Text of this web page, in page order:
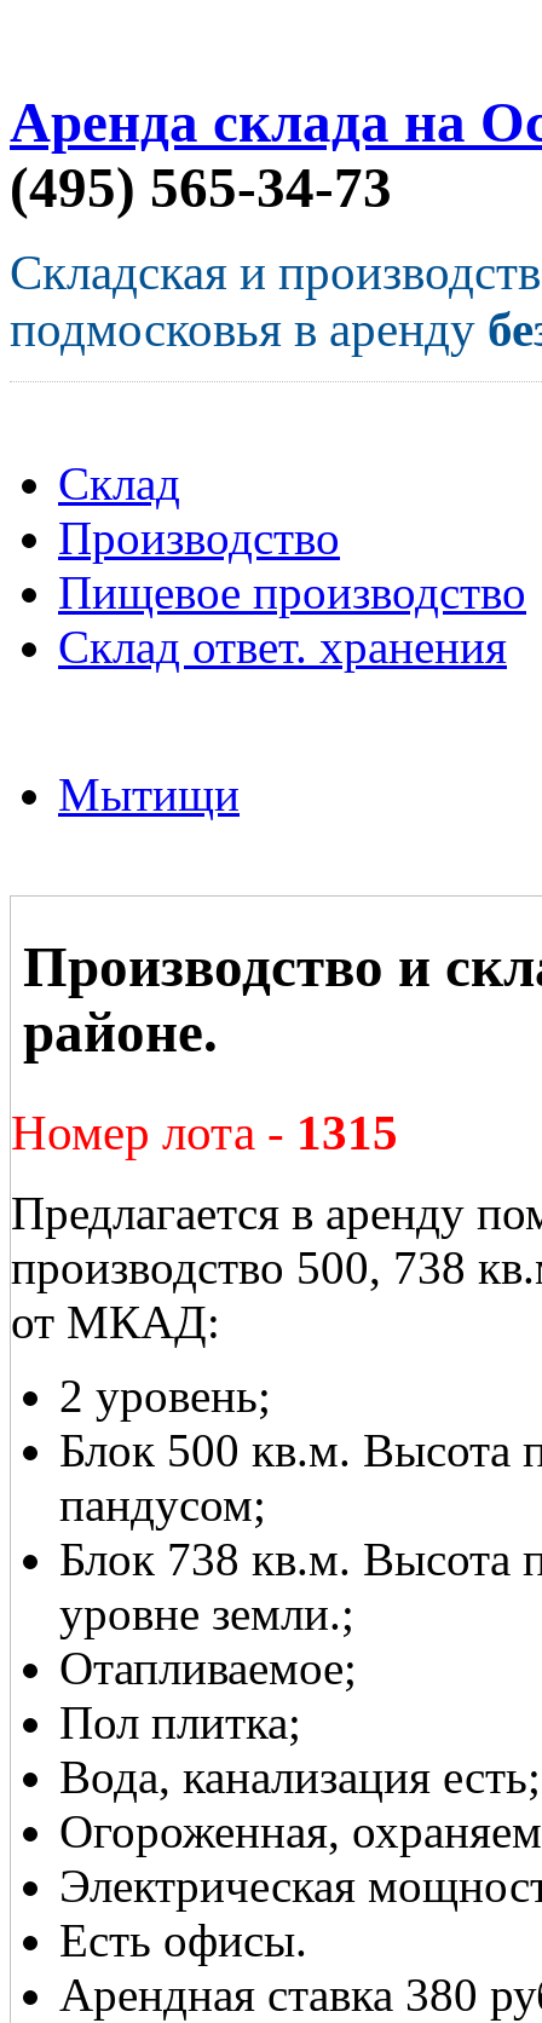
Аренда склада на
(495) 565-34-73
Складская и
подмосковья в аренду
Склад
Производство
Пищевое производство
Склад ответ. хранения
Мытищи
Производство и
районе.
Номер лота - 1315
Предлагается в аренду
производство 500, 738
от МКАД:
2 уровень;
Блок 500 кв.м. Высота
пандусом;
Блок 738 кв.м. Высота
уровне земли.;
Отапливаемое;
Пол плитка;
Вода, канализация есть;
Огороженная,
Электрическая
Есть офисы.
Арендная ставка 380